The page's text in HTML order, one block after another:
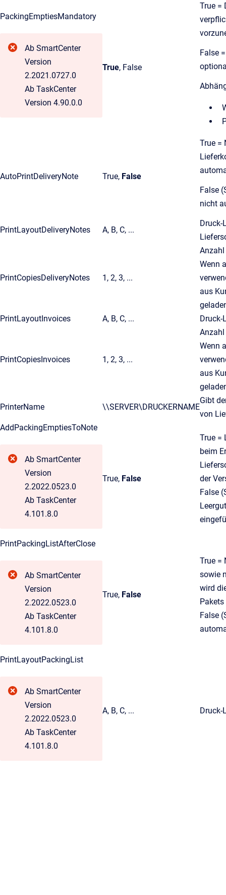
PackingEmptiesMandatory
Ab SmartCenter
Version
2.2021.0727.0
Ab TaskCenter
Version 4.90.0.0
True, False
True =
False
AutoPrintDeliveryNote True, False
True =
False
nicht
PrintLayoutDeliveryNotes A, B, C, ...
Druck-
PrintCopiesDeliveryNotes 1, 2, 3, ...
Wenn
aus
PrintLayoutInvoices
A, B, C, ... Druck-
PrintCopiesInvoices 1, 2, 3, ...
Anzahl
Wenn
aus
PrinterName \\SERVER\DRUCKERNAME
Gibt
von
AddPackingEmptiesToNote
Ab SmartCenter
Version
2.2022.0523.0
Ab TaskCenter
4.101.8.0
True, False
True =
beim
der
False
PrintPackingListAfterClose
Ab SmartCenter
Version
2.2022.0523.0
Ab TaskCenter
4.101.8.0
True, False
True =
sowie
wird
False
PrintLayoutPackingList
Ab SmartCenter
Version
2.2022.0523.0
Ab TaskCenter
4.101.8.0
A, B, C, ... Druck-